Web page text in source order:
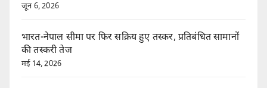
जून 6, 2026
भारत-नेपाल सीमा पर फिर सक्रिय हुए तस्कर, प्रतिबंधित सामानों
की तस्करी तेज
मई 14, 2026